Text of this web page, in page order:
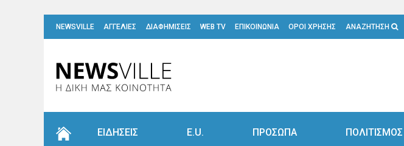
NEWSVILLE ΑΓΓΕΛΙΕΣ ΔΙΑΦΗΜΙΣΕΙΣ WEB TV ΕΠΙΚΟΙΝΩΝΙΑ ΟΡΟΙ ΧΡΗΣΗΣ ΑΝΑΖΗΤΗΣΗ
ΕΙΔΗΣΕΙΣ E.U. ΠΡΟΣΩΠΑ ΠΟΛΙΤΙΣΜΟΣ